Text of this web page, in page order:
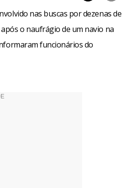
nas buscas por dezenas de
o naufrágio de um navio na
funcionários do